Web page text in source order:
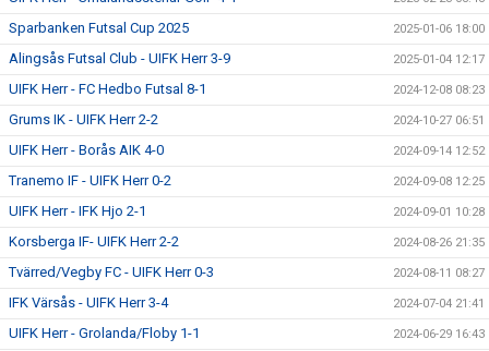
Sparbanken Futsal Cup 2025 2025-01-06 18:00
Alingsås Futsal Club - UIFK Herr 3-9 2025-01-04 12:17
UIFK Herr - FC Hedbo Futsal 8-1 2024-12-08 08:23
Grums IK - UIFK Herr 2-2 2024-10-27 06:51
UIFK Herr - Borås AIK 4-0 2024-09-14 12:52
Tranemo IF - UIFK Herr 0-2 2024-09-08 12:25
UIFK Herr - IFK Hjo 2-1 2024-09-01 10:28
Korsberga IF- UIFK Herr 2-2 2024-08-26 21:35
Tvärred/Vegby FC - UIFK Herr 0-3 2024-08-11 08:27
IFK Värsås - UIFK Herr 3-4 2024-07-04 21:41
UIFK Herr - Grolanda/Floby 1-1 2024-06-29 16:43